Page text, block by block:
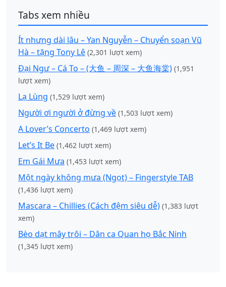
Tabs xem nhiều
Ít nhưng dài lâu – Yan Nguyễn – Chuyển soạn Vũ
Hà – tặng Tony Lê (2,301 lượt xem)
Đại Ngư – Cá To – (大鱼 – 周深 – 大鱼海棠) (1,951
lượt xem)
Lạ Lùng (1,529 lượt xem)
Người ơi người ở đừng về (1,503 lượt xem)
A Lover’s Concerto (1,469 lượt xem)
Let’s It Be (1,462 lượt xem)
Em Gái Mưa (1,453 lượt xem)
Một ngày không mưa (Ngọt) – Fingerstyle TAB
(1,436 lượt xem)
Mascara – Chillies (Cách đệm siêu dễ) (1,383 lượt
xem)
Bèo dạt mây trôi – Dân ca Quan họ Bắc Ninh
(1,345 lượt xem)